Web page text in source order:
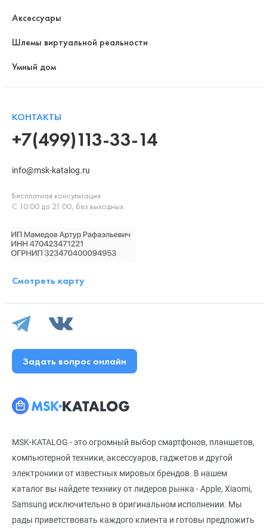
MSK-KATALOG - это огромный выбор смартфонов, планшетов,
компьютерной техники, аксессуаров, гаджетов и другой
электроники от известных мировых брендов. В нашем
каталог вы найдете технику от лидеров рынка - Apple, Xiaomi,
Samsung исключительно в оригинальном исполнении. Мы
рады приветствовать каждого клиента и готовы предложить
Аксессуары
Шлемы виртуальной реальности
Умный дом
КОНТАКТЫ
+7(499)113-33-14
info@msk-katalog.ru
Бесплатная консультация
С 10:00 до 21:00, без выходных
Смотреть карту
Задать вопрос онлайн